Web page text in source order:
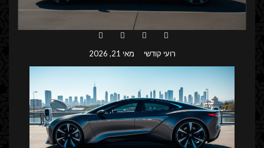
רועי קודשי מאי 21, 2026